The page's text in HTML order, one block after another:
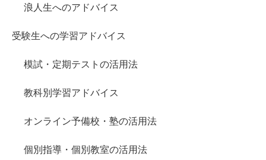
浪人生へのアドバイス
受験生への学習アドバイス
模試・定期テストの活用法
教科別学習アドバイス
オンライン予備校・塾の活用法
個別指導・個別教室の活用法